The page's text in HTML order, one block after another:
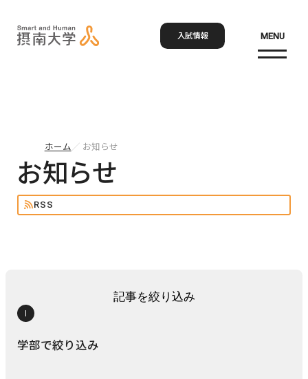
MENU
入試情報
ホーム
大学概要
学びの特色
交通アクセス
学部・大学院トップ
学部
研究・社会連携トップ
ホーム お知らせ
お知らせ
RSS
記事を絞り込み
学部で絞り込み